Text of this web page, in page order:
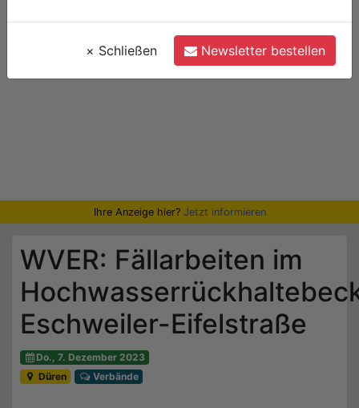
Ihre Anzeige hier? Jetzt informieren
WVER: Fällarbeiten im
Eschweiler-Eifelstraße
Do., 7. Dezember 2023
Düren
Verbände
× Schließen Newsletter bestellen